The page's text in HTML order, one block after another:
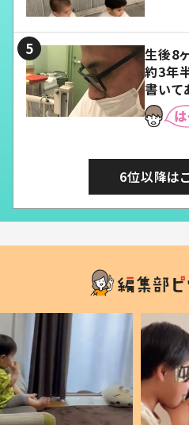
生後8
約3年
書いて
6位以降は